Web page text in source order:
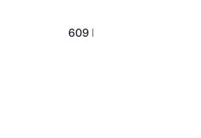
609 kr.